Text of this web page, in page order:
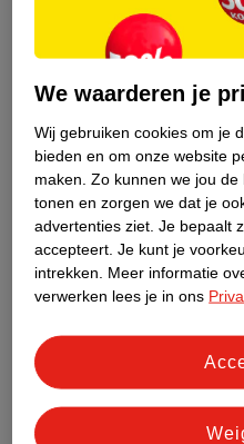
Kruidvat is een erkend
gezondheidsvraag ook is, stel
ons!
Stel je
Ook in deze winkel
Kruidvat.nl ophaalpunt
winkel. Zo hoef je niet
We waarderen je
Wij gebruiken cookies om je
bieden en om onze website
maken. Zo kunnen we jou
tonen en zorgen we dat je
advertenties ziet. Je bepaalt
accepteert. Je kunt je
intrekken.
Meer informatie
verwerken lees je in ons